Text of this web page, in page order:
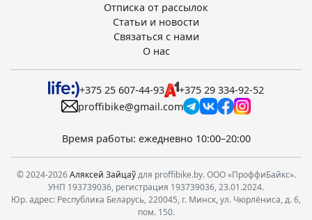
Отписка от рассылок
Статьи и новости
Связаться с нами
О нас
+375 25 607-44-93
+375 29 334-92-52
proffibike@gmail.com
Время работы: ежедневно 10:00–20:00
© 2024-2026Аляксей Зайцаўдля proffibike.by. ООО «ПроффиБайкс».
УНП 193739036, регистрация 193739036, 23.01.2024.
Юр. адрес: Республика Беларусь, 220045, г. Минск, ул. Чюрлёниса, д. 6,
пом. 150.